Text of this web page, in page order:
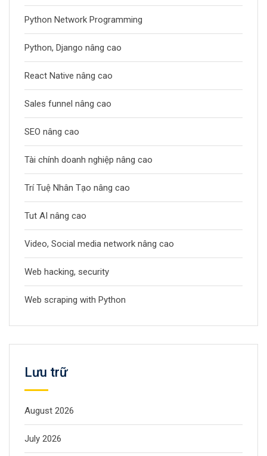
Python Network Programming
Python, Django nâng cao
React Native nâng cao
Sales funnel nâng cao
SEO nâng cao
Tài chính doanh nghiệp nâng cao
Trí Tuệ Nhân Tạo nâng cao
Tut AI nâng cao
Video, Social media network nâng cao
Web hacking, security
Web scraping with Python
Lưu trữ
August 2026
July 2026